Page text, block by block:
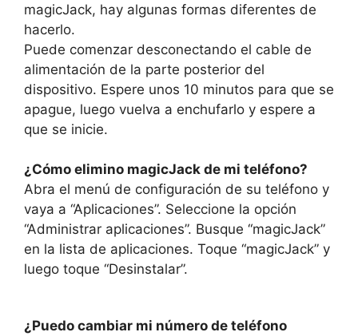
magicJack, hay algunas formas diferentes de
hacerlo.
Puede comenzar desconectando el cable de
alimentación de la parte posterior del
dispositivo. Espere unos 10 minutos para que se
apague, luego vuelva a enchufarlo y espere a
que se inicie.
¿Cómo elimino magicJack de mi teléfono?
Abra el menú de configuración de su teléfono y
vaya a “Aplicaciones”. Seleccione la opción
“Administrar aplicaciones”. Busque “magicJack”
en la lista de aplicaciones. Toque “magicJack” y
luego toque “Desinstalar”.
¿Puedo cambiar mi número de teléfono